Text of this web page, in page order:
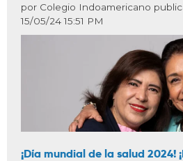
por Colegio Indoamericano
15/05/24 15:51 PM
¡Día mundial de la salud 2024!